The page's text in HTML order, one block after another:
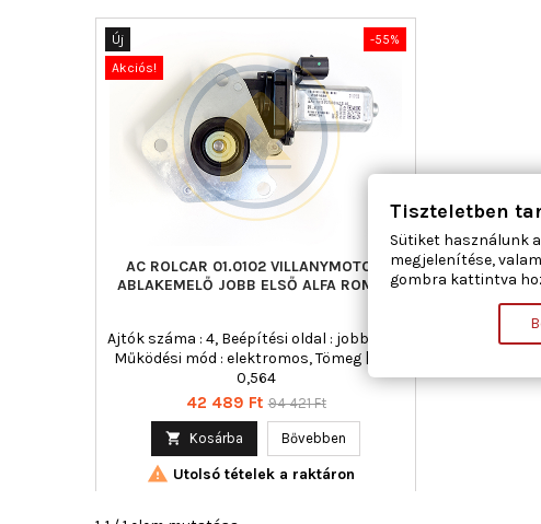
-55%
Új
Akciós!
AC ROLCAR 01.0102 VILLANYMOTOR,
ABLAKEMELŐ JOBB ELSŐ ALFA ROMEO
Ajtók száma : 4, Beépítési oldal : jobb első,
Működési mód : elektromos, Tömeg [kg] :
0,564
Ár
42 489 Ft Normál
94 421 Ft
 Kosárba Bővebben
 Utolsó tételek a raktáron
Tiszteletben
Sütiket használunk
megjelenítése,
gombra kattintva